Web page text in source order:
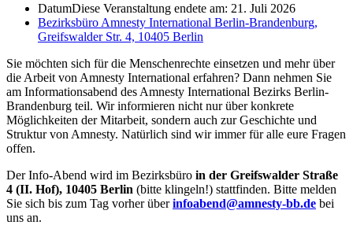
DatumDiese Veranstaltung endete am: 21. Juli 2026
Bezirksbüro Amnesty International Berlin-Brandenburg,
Greifswalder Str. 4, 10405 Berlin
Sie möchten sich für die Menschenrechte einsetzen und mehr über
die Arbeit von Amnesty International erfahren? Dann nehmen Sie
am Informationsabend des Amnesty International Bezirks Berlin-
Brandenburg teil. Wir informieren nicht nur über konkrete
Möglichkeiten der Mitarbeit, sondern auch zur Geschichte und
Struktur von Amnesty. Natürlich sind wir immer für alle eure Fragen
offen.
Der Info-Abend wird im Bezirksbüro in der Greifswalder Straße
4 (II. Hof), 10405 Berlin (bitte klingeln!) stattfinden. Bitte melden
Sie sich bis zum Tag vorher überinfoabend@amnesty-bb.de bei
uns an.